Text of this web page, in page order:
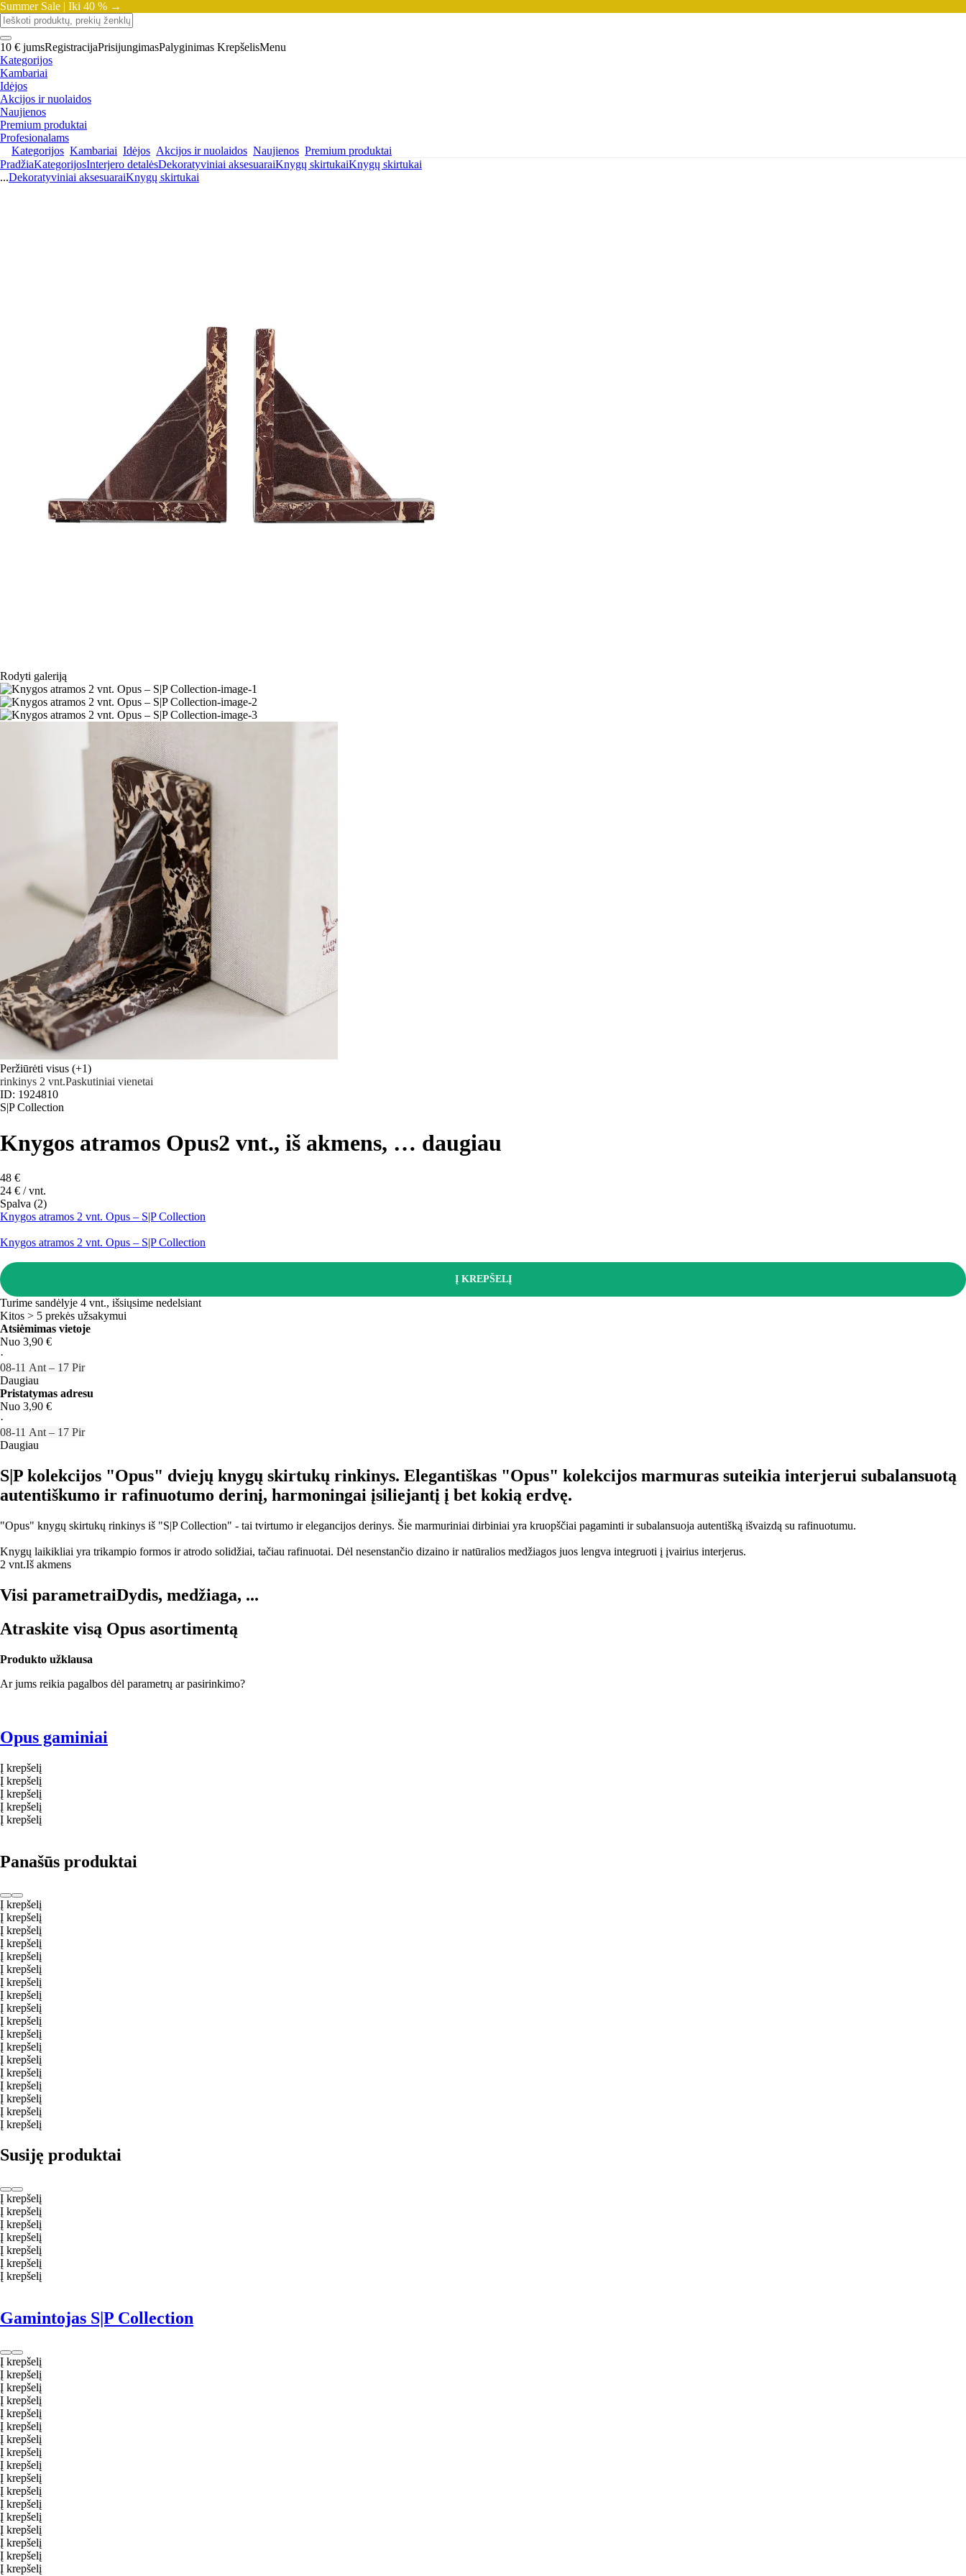
Summer Sale | Iki 40 % →
10 € jumsRegistracijaPrisijungimasPalyginimas KrepšelisMenu
Kategorijos
Kambariai
Idėjos
Akcijos ir nuolaidos
Naujienos
Premium produktai
Profesionalams
Kategorijos Kambariai Idėjos Akcijos ir nuolaidos Naujienos Premium produktai
PradžiaKategorijosInterjero detalėsDekoratyviniai aksesuaraiKnygų skirtukaiKnygų skirtukai
...Dekoratyviniai aksesuaraiKnygų skirtukai
Rodyti galeriją
Peržiūrėti visus (+1)
rinkinys 2 vnt.Paskutiniai vienetai
ID: 1924810
S|P Collection
Knygos atramos Opus2 vnt., iš akmens, … daugiau
48 €
24 € / vnt.
Spalva (2)
Knygos atramos 2 vnt. Opus – S|P Collection
Knygos atramos 2 vnt. Opus – S|P Collection
Į KREPŠELĮ
Turime sandėlyje 4 vnt., išsiųsime nedelsiant
Kitos > 5 prekės užsakymui
Atsiėmimas vietoje
Nuo 3,90 €
·
08‑11 Ant – 17 Pir
Daugiau
Pristatymas adresu
Nuo 3,90 €
·
08‑11 Ant – 17 Pir
Daugiau
S|P kolekcijos "Opus" dviejų knygų skirtukų rinkinys. Elegantiškas "Opus" kolekcijos marmuras suteikia interjerui subalansuotą
autentiškumo ir rafinuotumo derinį, harmoningai įsiliejantį į bet kokią erdvę.
"Opus" knygų skirtukų rinkinys iš "S|P Collection" - tai tvirtumo ir elegancijos derinys. Šie marmuriniai dirbiniai yra kruopščiai pagaminti ir subalansuoja autentišką išvaizdą su rafinuotumu.
Knygų laikikliai yra trikampio formos ir atrodo solidžiai, tačiau rafinuotai. Dėl nesenstančio dizaino ir natūralios medžiagos juos lengva integruoti į įvairius interjerus.
2 vnt.Iš akmens
Visi parametraiDydis, medžiaga, ...
Atraskite visą Opus asortimentą
Produkto užklausa
Ar jums reikia pagalbos dėl parametrų ar pasirinkimo?
Opus gaminiai
Į krepšelį
Į krepšelį
Į krepšelį
Į krepšelį
Į krepšelį
Panašūs produktai
Į krepšelį
Į krepšelį
Į krepšelį
Į krepšelį
Į krepšelį
Į krepšelį
Į krepšelį
Į krepšelį
Į krepšelį
Į krepšelį
Į krepšelį
Į krepšelį
Į krepšelį
Į krepšelį
Į krepšelį
Į krepšelį
Į krepšelį
Į krepšelį
Susiję produktai
Į krepšelį
Į krepšelį
Į krepšelį
Į krepšelį
Į krepšelį
Į krepšelį
Į krepšelį
Gamintojas S|P Collection
Į krepšelį
Į krepšelį
Į krepšelį
Į krepšelį
Į krepšelį
Į krepšelį
Į krepšelį
Į krepšelį
Į krepšelį
Į krepšelį
Į krepšelį
Į krepšelį
Į krepšelį
Į krepšelį
Į krepšelį
Į krepšelį
Į krepšelį